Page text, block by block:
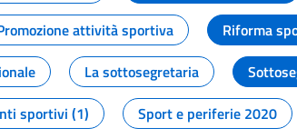
attività sportiva
Riforma
La sottosegretaria
sportivi (1)
Sport e periferie 2020